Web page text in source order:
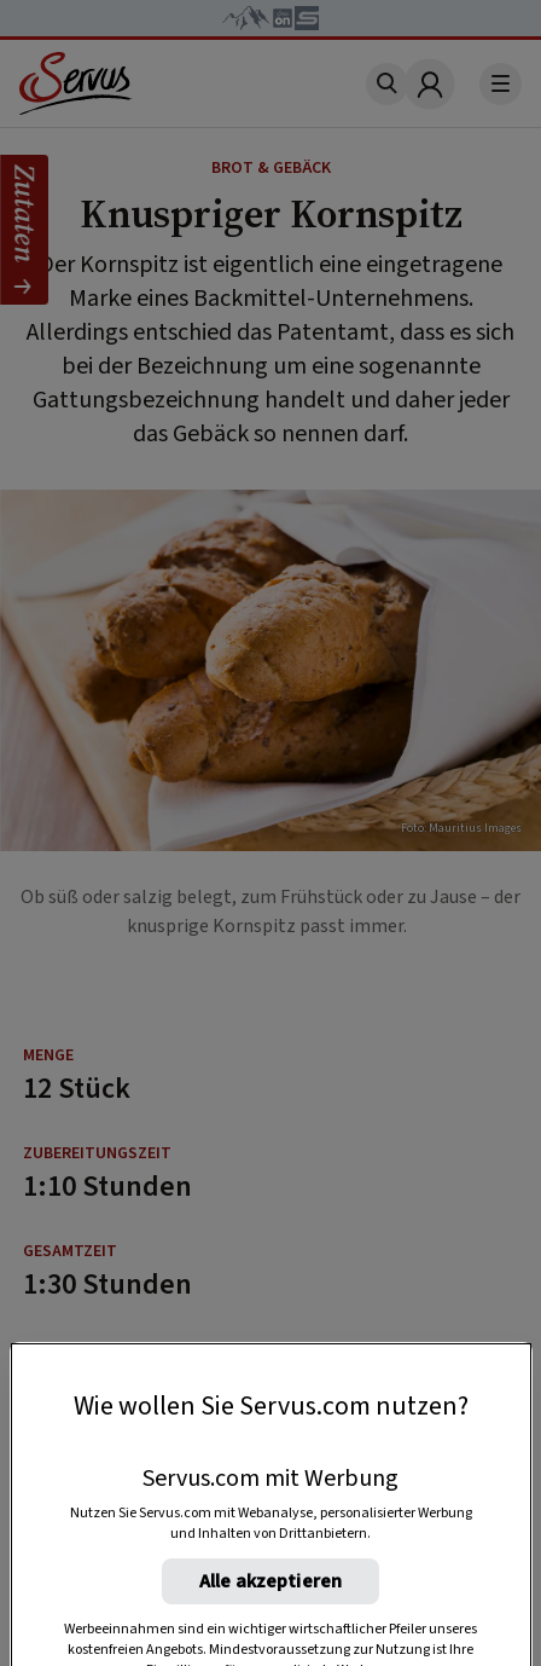
Account
BROT & GEBÄCK
Knuspriger Kornspitz
Der Kornspitz ist eigentlich eine eingetragene
Marke eines Backmittel-Unternehmens.
Allerdings entschied das Patentamt, dass es sich
bei der Bezeichnung um eine sogenannte
Gattungsbezeichnung handelt und daher jeder
das Gebäck so nennen darf.
Foto: Mauritius Images
Ob süß oder salzig belegt, zum Frühstück oder zu Jause – der
knusprige Kornspitz passt immer.
12 Stück
1:10 Stunden
1:30 Stunden
Zutaten
Wie wollen Sie Servus.com nutzen?
Servus.com mit Werbung
Nutzen Sie Servus.com mit Webanalyse, personalisierter Werbung
und Inhalten von Drittanbietern.
Alle akzeptieren
Werbeeinnahmen sind ein wichtiger wirtschaftlicher Pfeiler unseres
kostenfreien Angebots. Mindestvoraussetzung zur Nutzung ist Ihre